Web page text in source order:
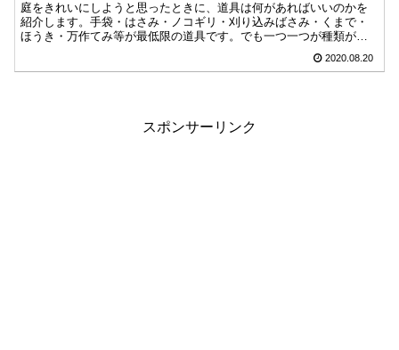
庭をきれいにしようと思ったときに、道具は何があればいいのかを
紹介します。手袋・はさみ・ノコギリ・刈り込みばさみ・くまで・
ほうき・万作てみ等が最低限の道具です。でも一つ一つが種類が多
いため選ぶのが大変なので、おすすめだけ簡単にまとめました。
2020.08.20
スポンサーリンク